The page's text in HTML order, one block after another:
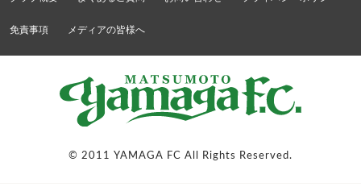
免責事項 メディアの皆様へ
© 2011 YAMAGA FC All Rights Reserved.